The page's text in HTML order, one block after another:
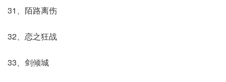
31、陌路离伤
32、恋之狂战
33、剑倾城